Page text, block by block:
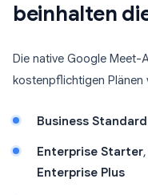
beinhalten
Die native Google Meet-
kostenpflichtigen Plänen
Business Standard
Enterprise Starter,
Enterprise Plus